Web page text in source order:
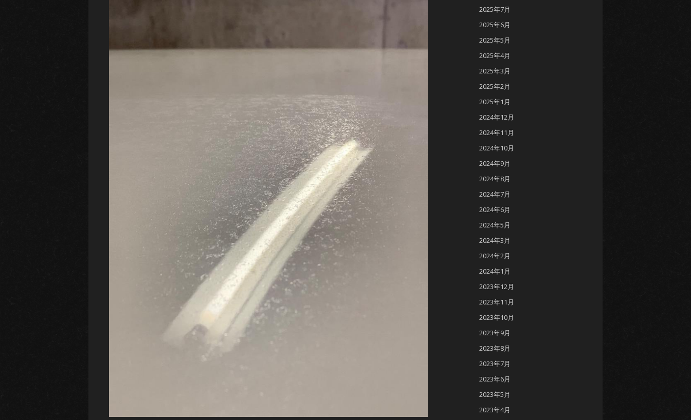
2025年7月
2025年6月
2025年5月
2025年4月
2025年3月
2025年2月
2025年1月
2024年12月
2024年11月
2024年10月
2024年9月
2024年8月
2024年7月
2024年6月
2024年5月
2024年3月
2024年2月
2024年1月
2023年12月
2023年11月
2023年10月
2023年9月
2023年8月
2023年7月
2023年6月
2023年5月
2023年4月